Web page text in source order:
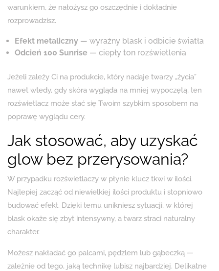
warunkiem, że nałożysz go oszczędnie i dokładnie
rozprowadzisz.
Efekt metaliczny — wyraźny blask i odbicie światła
Odcień 100 Sunrise — ciepły ton rozświetlenia
Jeżeli zależy Ci na produkcie, który nadaje twarzy „życia”
nawet wtedy, gdy skóra wygląda na mniej wypoczętą, ten
rozświetlacz może stać się Twoim szybkim sposobem na
poprawę wyglądu cery.
Jak stosować, aby uzyskać
glow bez przerysowania?
W przypadku rozświetlaczy w płynie klucz tkwi w ilości.
Najlepiej zacząć od niewielkiej ilości produktu i stopniowo
budować efekt. Dzięki temu unikniesz sytuacji, w której
blask okaże się zbyt intensywny, a twarz straci naturalny
charakter.
Możesz nakładać go palcami, pędzlem lub gąbeczką —
zależnie od tego, jaką technikę lubisz najbardziej. Delikatne